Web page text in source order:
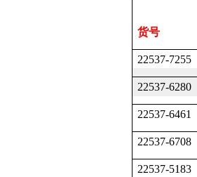
货号
22537-7255
22537-6280
22537-6461
22537-6708
22537-5183